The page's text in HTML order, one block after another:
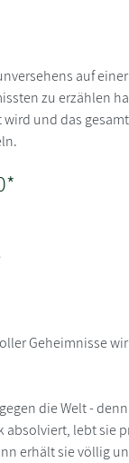
auf
zu erzählen
und das
Geheimnisse
die Welt -
absolviert, lebt sie
erhält sie völlig